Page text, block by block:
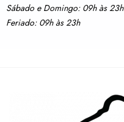
Sábado e Domingo: 09h às 23h
Feriado: 09h às 23h